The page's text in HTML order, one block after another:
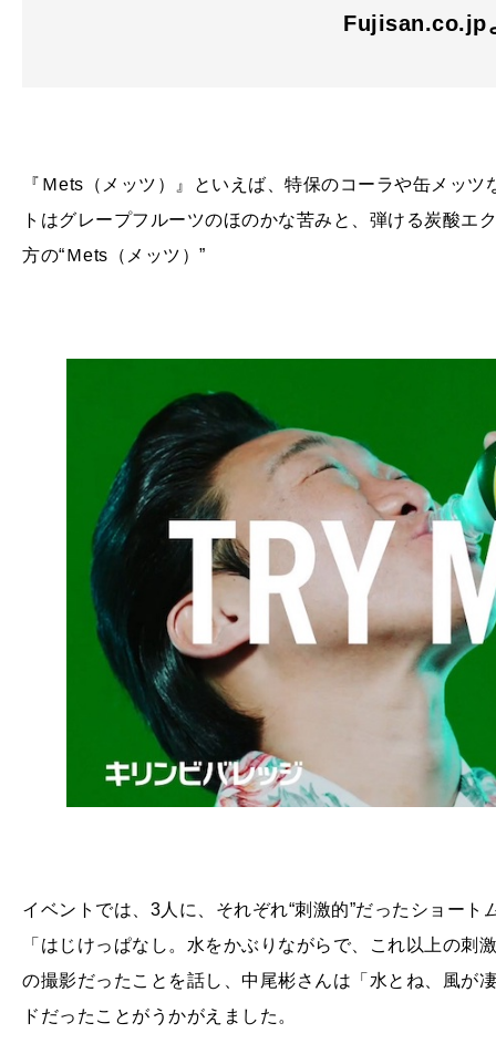
Fujisan.co.jp
『Ｍets（メッツ）』といえば、特保のコーラや缶メッ
トはグレープフルーツのほのかな苦みと、弾ける炭酸エ
方の“Ｍets（メッツ）”
イベントでは、3人に、それぞれ“刺激的”だったショー
「はじけっぱなし。水をかぶりながらで、これ以上の
の撮影だったことを話し、中尾彬さんは「水とね、風が
ドだったことがうかがえました。